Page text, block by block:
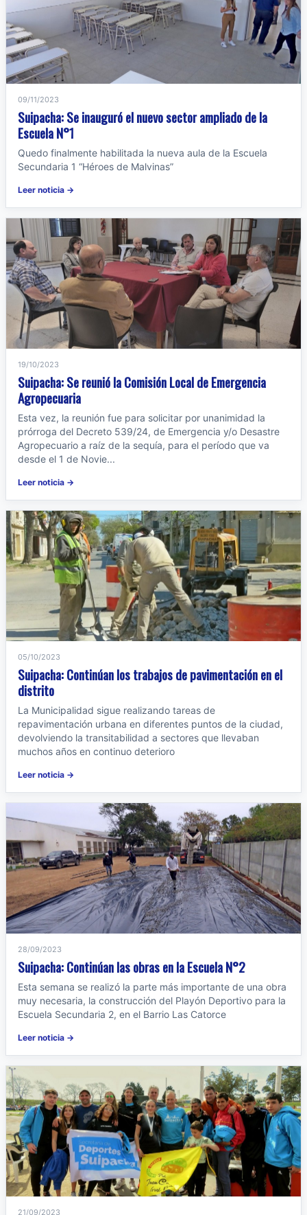
09/11/2023
Suipacha: Se inauguró el nuevo sector ampliado de la
Escuela N°1
Quedo finalmente habilitada la nueva aula de la Escuela
Secundaria 1 “Héroes de Malvinas”
Leer noticia →
19/10/2023
Suipacha: Se reunió la Comisión Local de Emergencia
Agropecuaria
Esta vez, la reunión fue para solicitar por unanimidad la
prórroga del Decreto 539/24, de Emergencia y/o Desastre
Agropecuario a raíz de la sequía, para el período que va
desde el 1 de Novie...
Leer noticia →
05/10/2023
Suipacha: Continúan los trabajos de pavimentación en el
distrito
La Municipalidad sigue realizando tareas de
repavimentación urbana en diferentes puntos de la ciudad,
devolviendo la transitabilidad a sectores que llevaban
muchos años en continuo deterioro
Leer noticia →
28/09/2023
Suipacha: Continúan las obras en la Escuela N°2
Esta semana se realizó la parte más importante de una obra
muy necesaria, la construcción del Playón Deportivo para la
Escuela Secundaria 2, en el Barrio Las Catorce
Leer noticia →
21/09/2023